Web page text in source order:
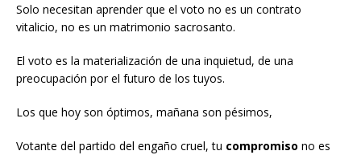
Solo necesitan aprender que el voto no es un contrato
vitalicio, no es un matrimonio sacrosanto.
El voto es la materialización de una inquietud, de una
preocupación por el futuro de los tuyos.
Los que hoy son óptimos, mañana son pésimos,
Votante del partido del engaño cruel, tu compromiso no es